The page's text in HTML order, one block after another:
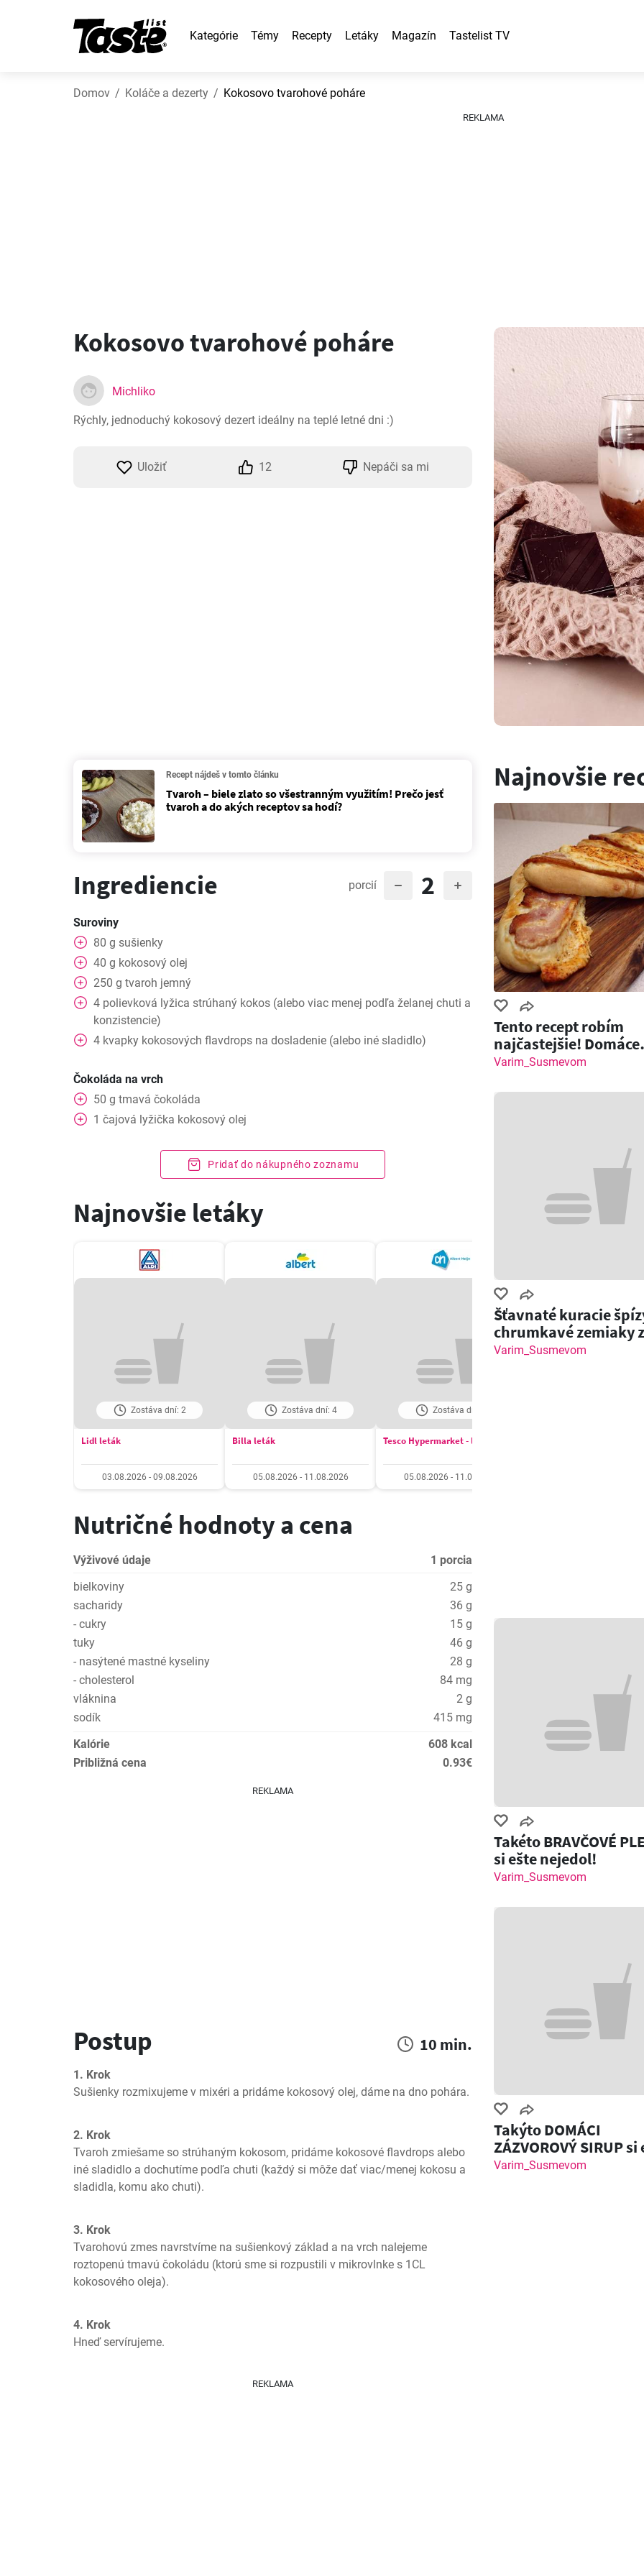
Kategórie Témy Recepty Letáky Magazín Tastelist TV
Domov Koláče a dezerty Kokosovo tvarohové poháre
REKLAMA
Kokosovo tvarohové poháre
Michliko
Rýchly, jednoduchý kokosový dezert ideálny na teplé letné dni :)
Uložiť 12 Nepáči sa mi
Recept nájdeš v tomto článku
Tvaroh – biele zlato so všestranným využitím! Prečo jesť
tvaroh a do akých receptov sa hodí?
Ingrediencie porcií 2
Suroviny
80 g sušienky
40 g kokosový olej
250 g tvaroh jemný
4 polievková lyžica strúhaný kokos (alebo viac menej podľa želanej chuti a
konzistencie)
4 kvapky kokosových flavdrops na dosladenie (alebo iné sladidlo)
Čokoláda na vrch
50 g tmavá čokoláda
1 čajová lyžička kokosový olej
Pridať do nákupného zoznamu
Najnovšie letáky
Zostáva dní: 2
Lidl leták
03.08.2026 - 09.08.2026
Zostáva dní: 4
Billa leták
05.08.2026 - 11.08.2026
Zostáva dní: 4
Tesco Hypermarket - leták
05.08.2026 - 11.08.2026
Nutričné hodnoty a cena
Výživové údaje
1 porcia
bielkoviny
25 g
sacharidy
36 g
- cukry
15 g
tuky
46 g
- nasýtené mastné kyseliny
28 g
- cholesterol
84 mg
vláknina
2 g
sodík
415 mg
Kalórie
608 kcal
Približná cena
0.93€
REKLAMA
Postup 10 min.
1. Krok
Sušienky rozmixujeme v mixéri a pridáme kokosový olej, dáme na dno pohára.
2. Krok
Tvaroh zmiešame so strúhaným kokosom, pridáme kokosové flavdrops alebo
iné sladidlo a dochutíme podľa chuti (každý si môže dať viac/menej kokosu a
sladidla, komu ako chuti).
3. Krok
Tvarohovú zmes navrstvíme na sušienkový základ a na vrch nalejeme
roztopenú tmavú čokoládu (ktorú sme si rozpustili v mikrovlnke s 1CL
kokosového oleja).
4. Krok
Hneď servírujeme.
REKLAMA
Najnovšie
Tento recept robím
najčastejšie! Domáce
pečivo so slaninou a
Varim_Susmevom
Šťavnaté kuracie
chrumkavé zemiaky z
grilu!
Varim_Susmevom
Takéto BRAVČOVÉ
si ešte nejedol!
Varim_Susmevom
Takýto DOMÁCI
ZÁZVOROVÝ SIRUP si
nemal! Zázvorový Shot
Varim_Susmevom